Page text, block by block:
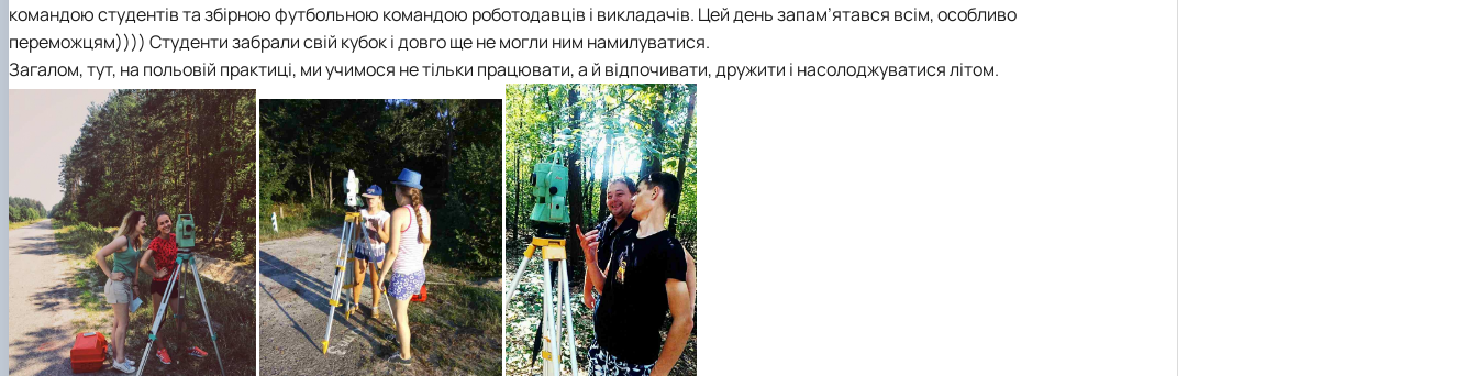
командою студентів та збірною футбольною командою роботодавців і викладачів. Цей день запам’ятався всім, особливо
переможцям)))) Студенти забрали свій кубок і довго ще не могли ним намилуватися.
Загалом, тут, на польовій практиці, ми учимося не тільки працювати, а й відпочивати, дружити і насолоджуватися літом.